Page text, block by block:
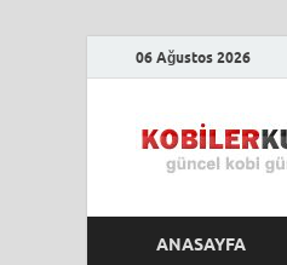
06 Ağustos 2026
ANASAYFA